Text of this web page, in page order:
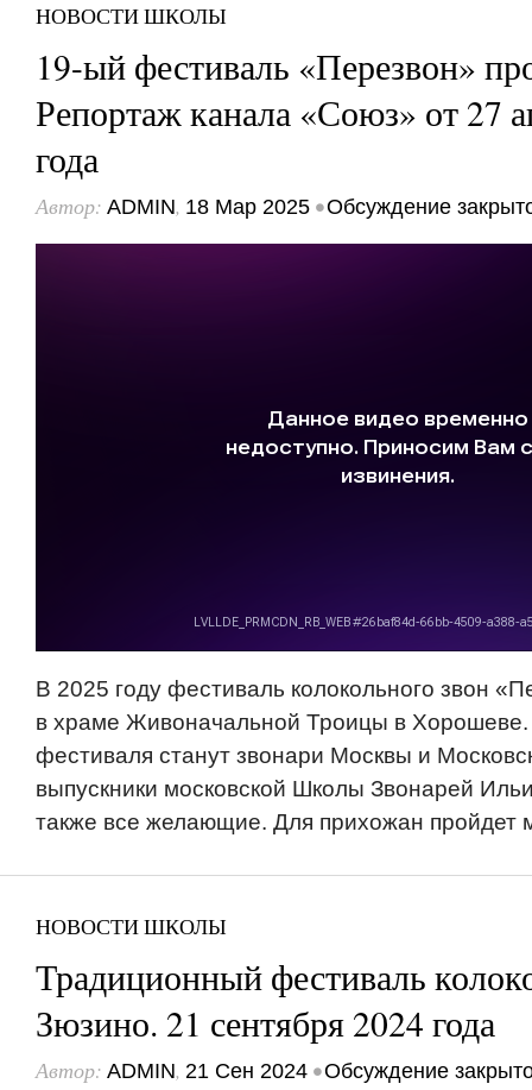
НОВОСТИ ШКОЛЫ
19-ый фестиваль «Перезвон»
Репортаж канала «Союз» от 27
года
Автор: ADMIN, 18 Мар 2025 •Обсуждение
В 2025 году фестиваль колокольного звон
в храме Живоначальной Троицы в Хорошеве.
фестиваля станут звонари Москвы и
выпускники московской Школы Звонарей
также все желающие. Для прихожан пройдет
НОВОСТИ ШКОЛЫ
Традиционный фестиваль
Зюзино. 21 сентября 2024 года
Автор: ADMIN, 21 Сен 2024 •Обсуждение